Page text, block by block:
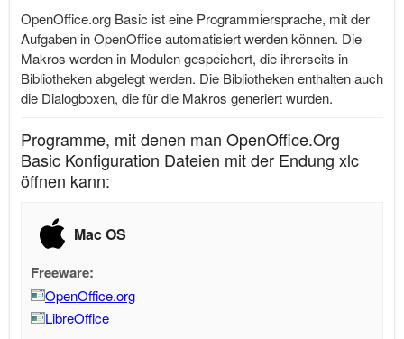
OpenOffice.org Basic ist eine Programmiersprache, mit der
Aufgaben in OpenOffice automatisiert werden können. Die
Makros werden in Modulen gespeichert, die ihrerseits in
Bibliotheken abgelegt werden. Die Bibliotheken enthalten auch
die Dialogboxen, die für die Makros generiert wurden.
Programme, mit denen man OpenOffice.Org
Basic Konfiguration Dateien mit der Endung xlc
öffnen kann:
Mac OS
Freeware:
OpenOffice.org
LibreOffice